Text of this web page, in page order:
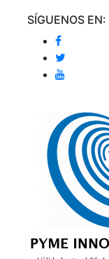
SÍGUENOS EN: